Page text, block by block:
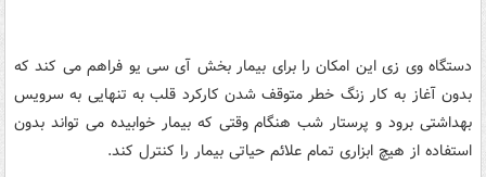
دستگاه وی زی این امکان را برای بیمار بخش آی سی یو فراهم می کند که
بدون آغاز به کار زنگ خطر متوقف شدن کارکرد قلب به تنهایی به سرویس
بهداشتی برود و پرستار شب هنگام وقتی که بیمار خوابیده می تواند بدون
استفاده از هیچ ابزاری تمام علائم حیاتی بیمار را کنترل کند.